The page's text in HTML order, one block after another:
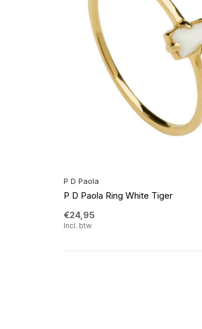
P D Paola
P D Paola Ring White Tiger
€24,95
Incl. btw